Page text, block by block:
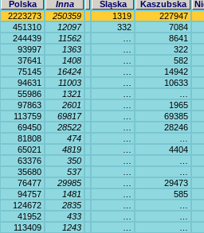
Polska Inna Śląska Kaszubska
2223273 250359 1319
227947
451310 12097 332
7084
244439 11562
8641
93997 1363
322
37641 1408
582
75145 16424
14942
94631 11003
10633
55986 1321
97863 2601
1965
113759 69817
69385
69450 28522
28246
81808 474
65021 4819
4404
63376 350
35680 537
76477 29985
29473
94757 1481
585
124672 2835
41952 433
113409 1243